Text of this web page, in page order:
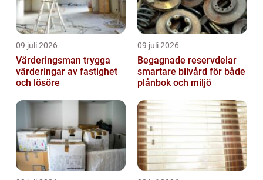
09 juli 2026
Värderingsman trygga
värderingar av fastighet
och lösöre
09 juli 2026
Begagnade reservdelar
smartare bilvård för både
plånbok och miljö